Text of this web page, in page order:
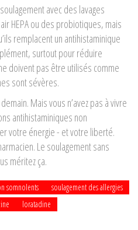
avec des lavages
HEPA ou des probiotiques, mais
remplacent un antihistaminique
surtout pour réduire
doivent pas être utilisés comme
sont sévères.
Mais vous n’avez pas à vivre
antihistaminiques non
votre énergie - et votre liberté.
Le soulagement sans
méritez ça.
somnolents
soulagement des allergies
loratadine